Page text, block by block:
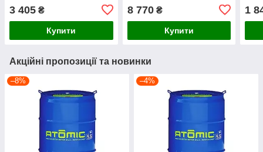
3 405 ₴
Купити
8 770₴
Купити
1
Акційні пропозиції та новинки
–8% –4%